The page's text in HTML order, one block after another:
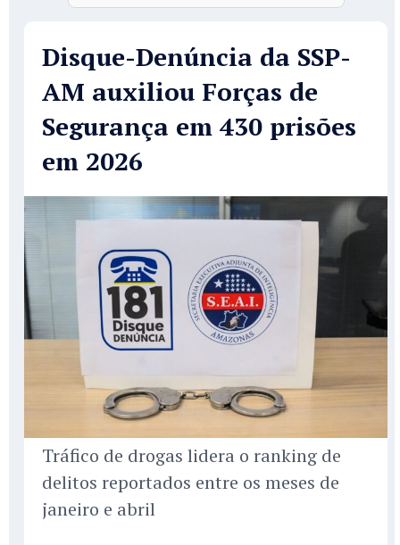
Disque-Denúncia da SSP-
AM auxiliou Forças de
Segurança em 430 prisões
em 2026
Tráfico de drogas lidera o ranking de
delitos reportados entre os meses de
janeiro e abril